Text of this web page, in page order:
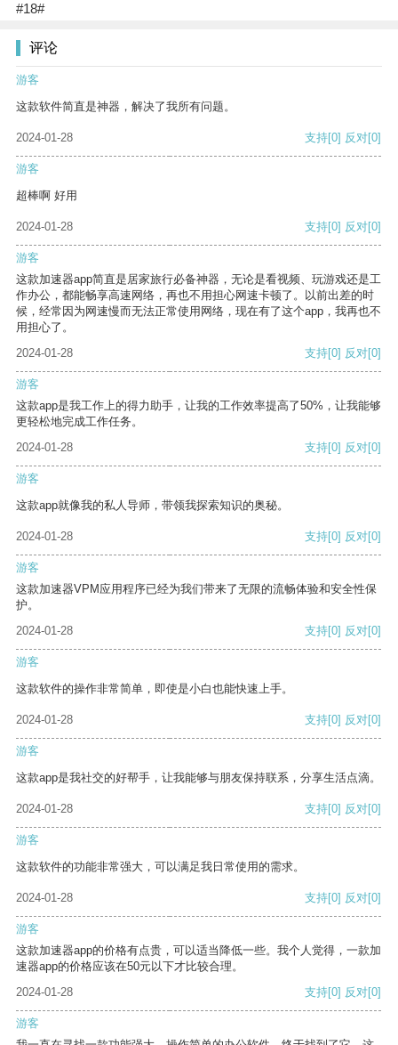
#18#
评论
游客
这款软件简直是神器，解决了我所有问题。
2024-01-28 支持[0] 反对[0]
游客
超棒啊 好用
2024-01-28 支持[0] 反对[0]
游客
这款加速器app简直是居家旅行必备神器，无论是看视频、玩游戏还是工
作办公，都能畅享高速网络，再也不用担心网速卡顿了。以前出差的时
候，经常因为网速慢而无法正常使用网络，现在有了这个app，我再也不
用担心了。
2024-01-28
支持[0] 反对[0]
游客
这款app是我工作上的得力助手，让我的工作效率提高了50%，让我能够
更轻松地完成工作任务。
2024-01-28
支持[0] 反对[0]
游客
这款app就像我的私人导师，带领我探索知识的奥秘。
2024-01-28 支持[0] 反对[0]
游客
这款加速器VPM应用程序已经为我们带来了无限的流畅体验和安全性保
护。
2024-01-28
支持[0] 反对[0]
游客
这款软件的操作非常简单，即使是小白也能快速上手。
2024-01-28 支持[0] 反对[0]
游客
这款app是我社交的好帮手，让我能够与朋友保持联系，分享生活点滴。
2024-01-28 支持[0] 反对[0]
游客
这款软件的功能非常强大，可以满足我日常使用的需求。
2024-01-28 支持[0] 反对[0]
游客
这款加速器app的价格有点贵，可以适当降低一些。我个人觉得，一款加
速器app的价格应该在50元以下才比较合理。
2024-01-28
支持[0] 反对[0]
游客